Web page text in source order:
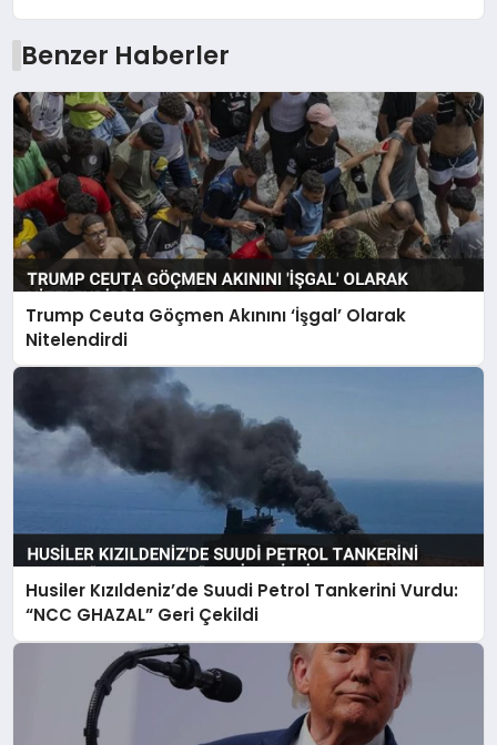
Benzer Haberler
Trump Ceuta Göçmen Akınını ‘İşgal’ Olarak
Nitelendirdi
Husiler Kızıldeniz’de Suudi Petrol Tankerini Vurdu:
“NCC GHAZAL” Geri Çekildi